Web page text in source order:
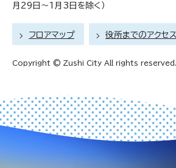
月29日～1月3日を除く）
フロアマップ 役所までのアクセス
Copyright © Zushi City All rights reserved.